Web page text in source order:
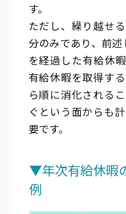
す。
ただし、繰り越せ
分のみであり、前
を経過した有給休
有給休暇を取得す
ら順に消化される
ぐという面からも
要です。
▼年次有給休暇
例